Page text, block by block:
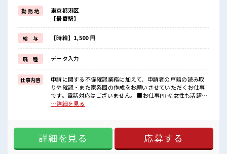
場合によってはお願いすることもあります♪
≪週休2日制≫
週末は家族や友人と一緒にプライベート満喫！
≪モチベーションもUP≫
派手過ぎなければ髪型や髪色自由♪
(規定有)≪未経験でも活躍できる≫
新しいことにチャレンジするのは不安だけど、
しっかり働く環境が整っています！
イチからスキルUP・ステップUP目指していきましょう！
■職場の雰囲気
女性も活躍しやすい雰囲気の職場です！
派手すぎなければ多少のヘアカラーもOKなのはウレシイPoint☆
勤 務 地
東京都港区
【最寄駅】
給 与 【時給】1,500 円
職 種 データ入力
仕事内容
申請に関する不備確認業務に加えて、申請者の戸籍の読み取
りや確認・また家系図の作成をお願いさせていただくお仕事
です。電話対応はございません。 ■お仕事PR ≪女性も活躍で
きる職場≫ もちろん男性の応募も歓迎です！ ≪時間にメリハ
イベート満喫！ ≪モチベーションもUP≫ 派手過ぎなければ髪
型や髪色自由♪ (規定有)≪未経験でも活躍できる≫ 新しいこ
とにチャレンジするのは不安だけど、 しっかり働く環境が整
っています！ イチからスキルUP・ステップUP目指していき
…詳細を見る
詳細を見る 応募する